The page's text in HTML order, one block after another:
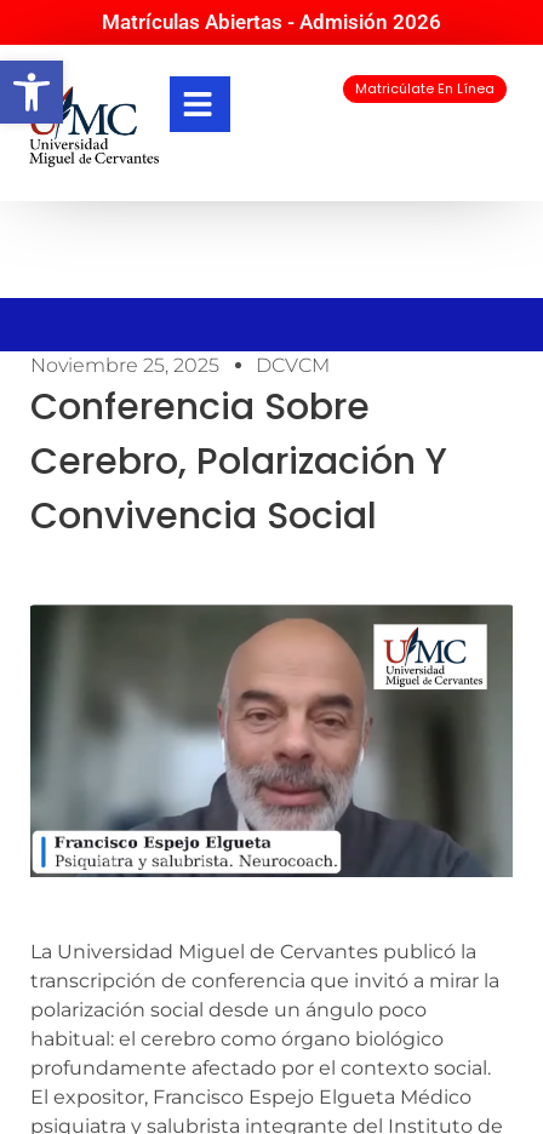
Abrir barra de herramientas
Matrículas Abiertas - Admisión 2026
Matricúlate En Línea
Noviembre 25, 2025 DCVCM
Conferencia Sobre
Cerebro, Polarización Y
Convivencia Social
La Universidad Miguel de Cervantes publicó la
transcripción de conferencia que invitó a mirar la
polarización social desde un ángulo poco
habitual: el cerebro como órgano biológico
profundamente afectado por el contexto social.
El expositor, Francisco Espejo Elgueta Médico
psiquiatra y salubrista integrante del Instituto de